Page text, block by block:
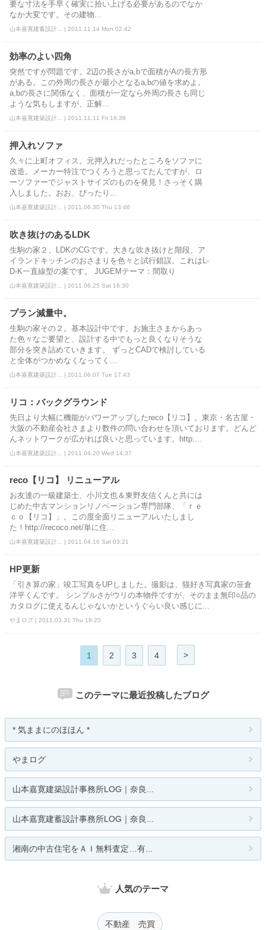
要な寸法を手早く確実に拾い上げる必要があるのでなか
なか大変です。その建物...
山本嘉寛建蓄設計... | 2011.11.14 Mon 02:42
効率のよい四角
突然ですが問題です。2辺の長さがa,bで面積がAの長方形
がある。この外周の長さが最小となるa,bの値を求めよ。
a,bの長さに関係なく、面積が一定なら外周の長さも同じ
ような気もしますが、正解...
山本嘉寛建築設計... | 2011.11.11 Fri 16:36
押入れソファ
久々に上町オフィス。元押入れだったところをソファに
改造。メーカー特注でつくろうと思ってたんですが、ロ
ーソファーでジャストサイズのものを発見！さっそく購
入しました。おお、ぴったり...
山本嘉寛建築設計... | 2011.06.30 Thu 13:46
吹き抜けのあるLDK
生駒の家２、LDKのCGです。大きな吹き抜けと階段、ア
イランドキッチンのおさまりを色々と試行錯誤。これはL-
D-K一直線型の案です。 JUGEMテーマ：間取り
山本嘉寛建築設計... | 2011.06.25 Sat 16:30
プラン減量中。
生駒の家その２。基本設計中です。お施主さまからあっ
た色々なご要望と、設計する中でもっと良くなりそうな
部分を突き詰めていきます。 ずっとCADで検討している
と全体がつかめなくなってく...
山本嘉寛建築設計... | 2011.06.07 Tue 17:43
リコ：バックグラウンド
先日より大幅に機能がパワーアップしたreco【リコ】。東京・名古屋・
大阪の不動産会社さまより数件の問い合わせを頂いております。どんど
んネットワークが広がれば良いと思っています。http:...
山本嘉寛建築設計... | 2011.04.20 Wed 14:37
reco【リコ】 リニューアル
お友達の一級建築士、小川文也＆東野友信くんと共には
じめた中古マンションリノベーション専門部隊、「ｒｅ
ｃｏ【リコ】」。この度全面リニューアルいたしまし
た！http://recoco.net/単に住...
山本嘉寛建築設計... | 2011.04.16 Sat 03:21
HP更新
「引き算の家」竣工写真をUPしました。撮影は、猫好き写真家の笹倉
洋平くんです。 シンプルさがウリの本物件ですが、そのまま無印○品の
カタログに使えるんじゃないかというぐらい良い感じに...
やまログ | 2011.03.31 Thu 16:20
1 2 3 4 >
このテーマに最近投稿したブログ
* 気ままにのほほん *
やまログ
山本嘉寛建築設計事務所LOG｜奈良...
山本嘉寛建蓄設計事務所LOG｜奈良...
湘南の中古住宅をＡＩ無料査定…有...
人気のテーマ
不動産 売買